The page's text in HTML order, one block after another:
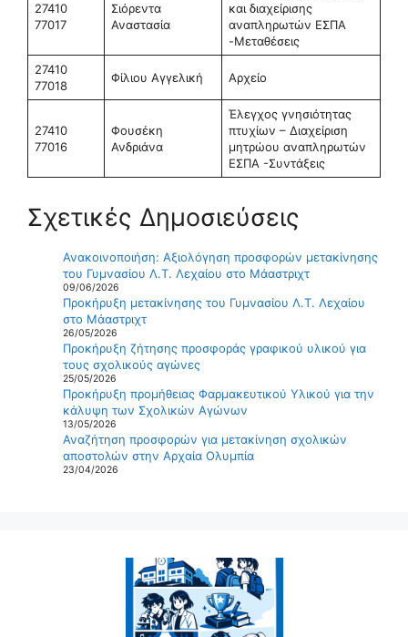
27410
77017
Σιόρεντα
Αναστασία
και διαχείρισης
αναπληρωτών ΕΣΠΑ
-Μεταθέσεις
27410
77018
Φίλιου Αγγελική Αρχείο
27410
77016
Φουσέκη
Ανδριάνα
Έλεγχος γνησιότητας
πτυχίων – Διαχείριση
μητρώου αναπληρωτών
ΕΣΠΑ -Συντάξεις
Σχετικές Δημοσιεύσεις
Ανακοινοποιήση: Αξιολόγηση προσφορών μετακίνησης
του Γυμνασίου Λ.Τ. Λεχαίου στο Μάαστριχτ
09/06/2026
Προκήρυξη μετακίνησης του Γυμνασίου Λ.Τ. Λεχαίου
στο Μάαστριχτ
26/05/2026
Προκήρυξη ζήτησης προσφοράς γραφικού υλικού για
τους σχολικούς αγώνες
25/05/2026
Προκήρυξη προμήθειας Φαρμακευτικού Υλικού για την
κάλυψη των Σχολικών Αγώνων
13/05/2026
Αναζήτηση προσφορών για μετακίνηση σχολικών
αποστολών στην Αρχαία Ολυμπία
23/04/2026